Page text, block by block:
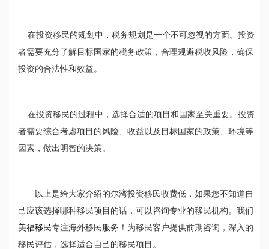
在投资移民的规划中，税务规划是一个不可忽视的方面。投资
者需要充分了解目标国家的税务政策，合理规避税收风险，确保
投资的合法性和效益。
在投资移民的过程中，选择合适的项目和国家至关重要。投资
者需要综合考虑项目的风险、收益以及目标国家的政策、环境等
因素，做出明智的决策。
以上是给大家介绍的尔湾投资移民收费低，如果您不知道自
己应该选择哪种移民项目的话，可以咨询专业的移民机构。我们
美福移民专注海外移民服务！为移民客户提供前期咨询，深入的
移民评估，选择适合自己的移民项目。